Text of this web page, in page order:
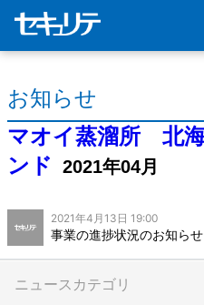
お知らせ
マオイ蒸溜所 北
ンド
2021年04月
2021年4月13日 19:00
事業の進捗状況のお知らせ
ニュースカテゴリ